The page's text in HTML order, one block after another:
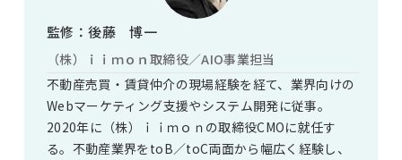
監修：後藤 博一
（株）ｉｉｍｏｎ取締役／AIO事業担当
不動産売買・賃貸仲介の現場経験を経て、業界向けの
Webマーケティング支援やシステム開発に従事。
2020年に（株）ｉｉｍｏｎの取締役CMOに就任す
る。不動産業界をtoB／toC両面から幅広く経験し、